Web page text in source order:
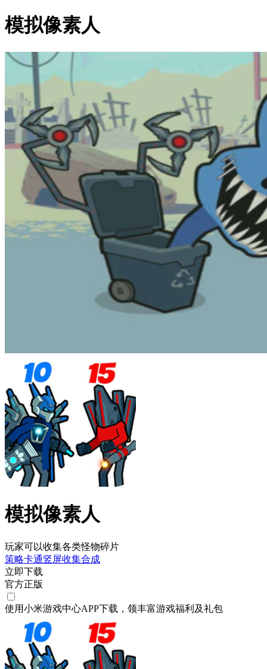
模拟像素人
模拟像素人
玩家可以收集各类怪物碎片
策略卡通竖屏收集合成
立即下载
官方正版
使用小米游戏中心APP下载 ，领丰富游戏福利 及礼包